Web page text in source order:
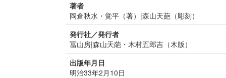
著者
岡倉秋水・覚平（著）|森山天葩（彫刻）
発行社／発行者
冨山房|森山天葩・木村五郎吉（木版）
出版年月日
明治33年2月10日